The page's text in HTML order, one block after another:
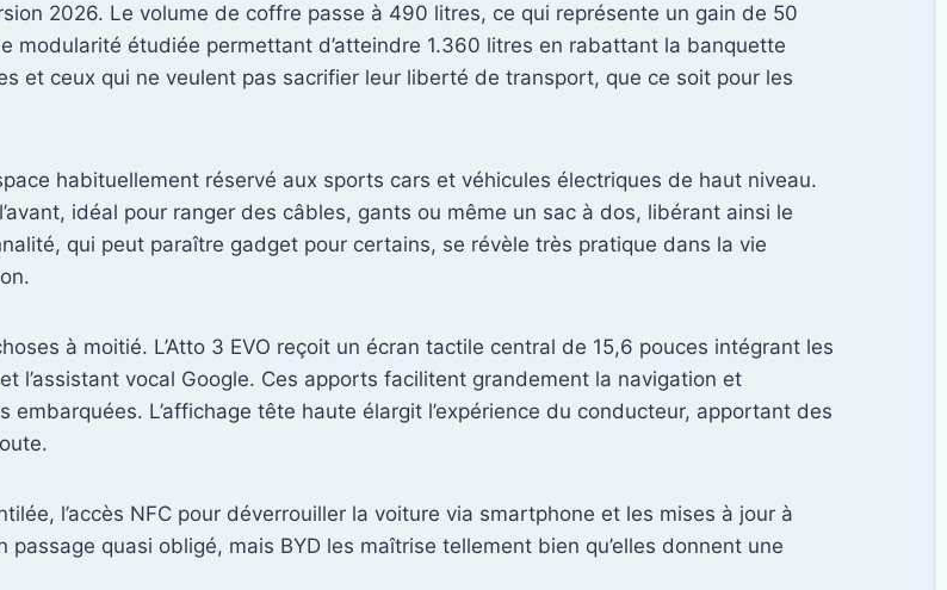
2026. Le volume de coffre passe à 490 litres, ce qui représente un gain de 50
modularité étudiée permettant d’atteindre 1.360 litres en rabattant la banquette
et ceux qui ne veulent pas sacrifier leur liberté de transport, que ce soit pour les
habituellement réservé aux sports cars et véhicules électriques de haut niveau.
idéal pour ranger des câbles, gants ou même un sac à dos, libérant ainsi le
qui peut paraître gadget pour certains, se révèle très pratique dans la vie
à moitié. L’Atto 3 EVO reçoit un écran tactile central de 15,6 pouces intégrant les
l’assistant vocal Google. Ces apports facilitent grandement la navigation et
L’affichage tête haute élargit l’expérience du conducteur, apportant des
l’accès NFC pour déverrouiller la voiture via smartphone et les mises à jour à
quasi obligé, mais BYD les maîtrise tellement bien qu’elles donnent une